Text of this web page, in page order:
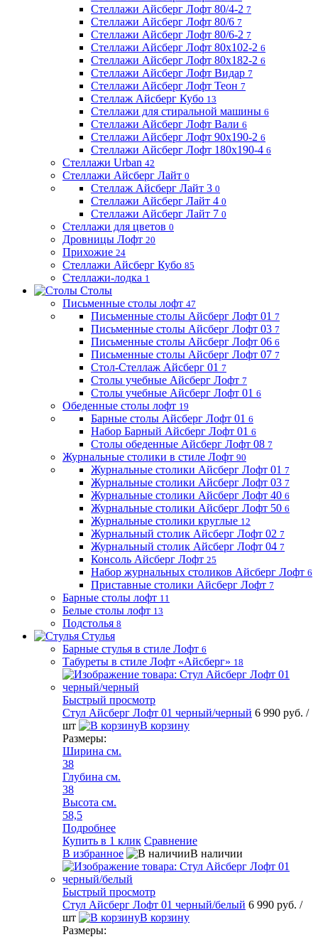
Стеллажи Айсберг Лофт 80/4-2 7
Стеллажи Айсберг Лофт 80/6 7
Стеллажи Айсберг Лофт 80/6-2 7
Стеллажи Айсберг Лофт 80х102-2 6
Стеллажи Айсберг Лофт 80х182-2 6
Стеллажи Айсберг Лофт Видар 7
Стеллажи Айсберг Лофт Теон 7
Стеллаж Айсберг Кубо 13
Стеллажи для стиральной машины 6
Стеллажи Айсберг Лофт Вали 6
Стеллажи Айсберг Лофт 90х190-2 6
Стеллажи Айсберг Лофт 180х190-4 6
Стеллажи Urban 42
Стеллажи Айсберг Лайт 0
Стеллаж Айсберг Лайт 3 0
Стеллажи Айсберг Лайт 4 0
Стеллажи Айсберг Лайт 7 0
Стеллажи для цветов 0
Дровницы Лофт 20
Прихожие 24
Стеллажи Айсберг Кубо 85
Стеллажи-лодка 1
Столы
Письменные столы лофт 47
Письменные столы Айсберг Лофт 01 7
Письменные столы Айсберг Лофт 03 7
Письменные столы Айсберг Лофт 06 6
Письменные столы Айсберг Лофт 07 7
Стол-Стеллаж Айсберг 01 7
Столы учебные Айсберг Лофт 7
Столы учебные Айсберг Лофт 01 6
Обеденные столы лофт 19
Барные столы Айсберг Лофт 01 6
Набор Барный Айсберг Лофт 01 6
Столы обеденные Айсберг Лофт 08 7
Журнальные столики в стиле Лофт 90
Журнальные столики Айсберг Лофт 01 7
Журнальные столики Айсберг Лофт 03 7
Журнальные столики Айсберг Лофт 40 6
Журнальные столики Айсберг Лофт 50 6
Журнальные столики круглые 12
Журнальный столик Айсберг Лофт 02 7
Журнальный столик Айсберг Лофт 04 7
Консоль Айсберг Лофт 25
Набор журнальных столиков Айсберг Лофт 6
Приставные столики Айсберг Лофт 7
Барные столы лофт 11
Белые столы лофт 13
Подстолья 8
Стулья
Барные стулья в стиле Лофт 6
Табуреты в стиле Лофт «Айсберг» 18
Быстрый просмотр
Стул Айсберг Лофт 01 черный/черный 6 990 руб. /
шт
В корзину
Размеры:
Ширина см.
38
Глубина см.
38
Высота см.
58,5
Подробнее
Купить в 1 клик Сравнение
В избранное
В наличии
Быстрый просмотр
Стул Айсберг Лофт 01 черный/белый 6 990 руб. /
шт
В корзину
Размеры: